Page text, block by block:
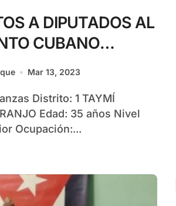
A DIPUTADOS AL
CUBANO
MATANZAS
Mar 13, 2023
Edad: 35 años Nivel
Ocupación:...